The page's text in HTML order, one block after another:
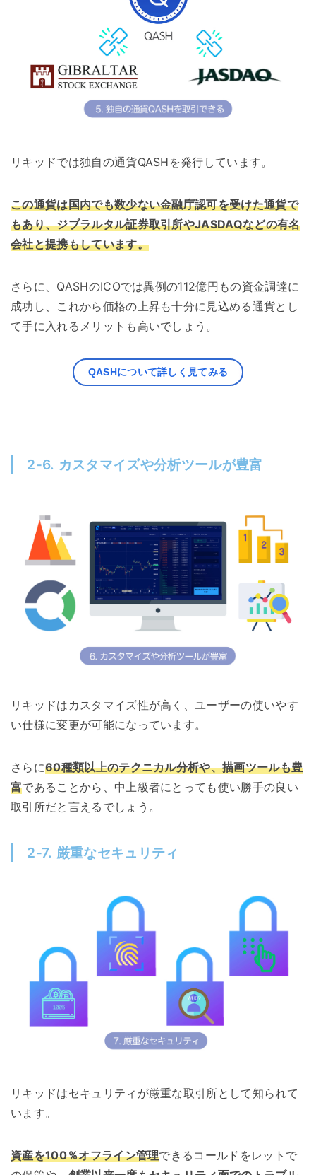
リキッドでは独自の通貨QASHを発行しています。
この通貨は国内でも数少ない金融庁認可を受けた通貨で
もあり、ジブラルタル証券取引所やJASDAQなどの有名
会社と提携もしています。
さらに、QASHのICOでは異例の112億円もの資金調達に
成功し、これから価格の上昇も十分に見込める通貨とし
て手に入れるメリットも高いでしょう。
QASHについて詳しく見てみる
2-6. カスタマイズや分析ツールが豊富
リキッドはカスタマイズ性が高く、ユーザーの使いやす
い仕様に変更が可能になっています。
さらに60種類以上のテクニカル分析や、描画ツールも豊
富であることから、中上級者にとっても使い勝手の良い
取引所だと言えるでしょう。
2-7. 厳重なセキュリティ
リキッドはセキュリティが厳重な取引所として知られて
います。
資産を100％オフライン管理できるコールドをレットで